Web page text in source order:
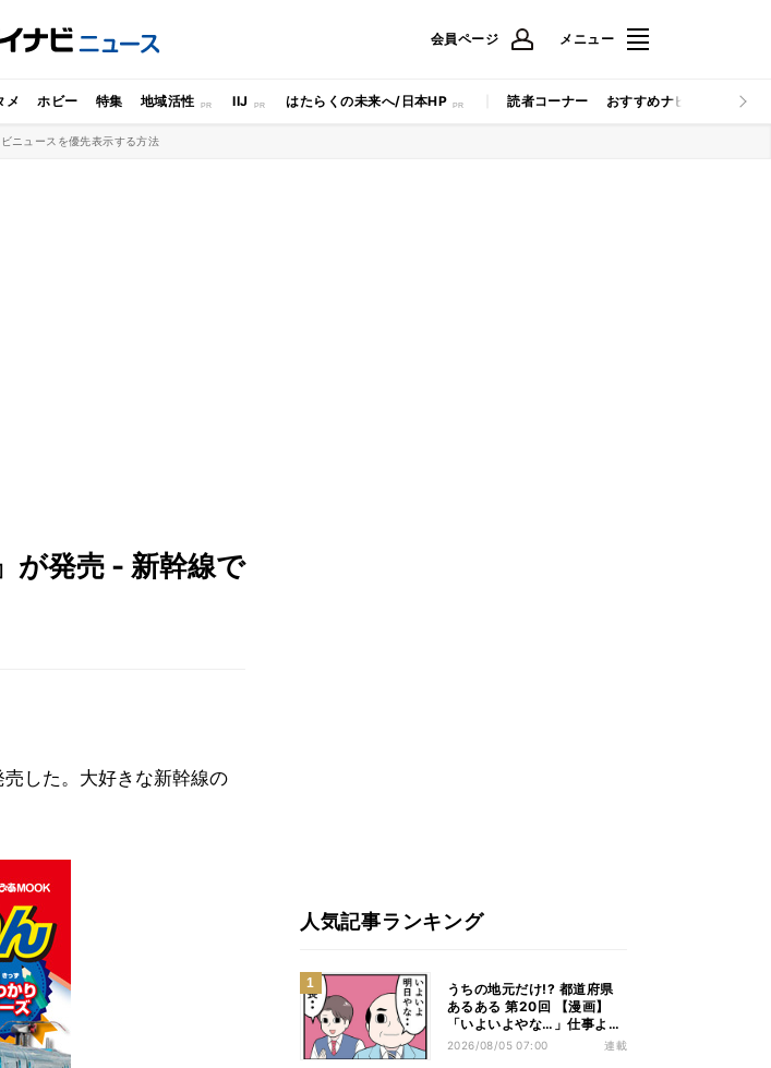
会員ページ メニュー
メ ホビー 特集 地域活性 IIJ はたらくの未来へ/日本HP 読者コーナー おすすめナビ マイナビ
ニュースを優先表示する方法
が発売 - 新幹線で
した。大好きな新幹線の
人気記事ランキング
うちの地元だけ!? 都道府県
あるある 第20回 【漫画】
「いよいよやな…」仕事より
優先は当然!? 兵庫県民の“祭
2026/08/05 07:00 連載